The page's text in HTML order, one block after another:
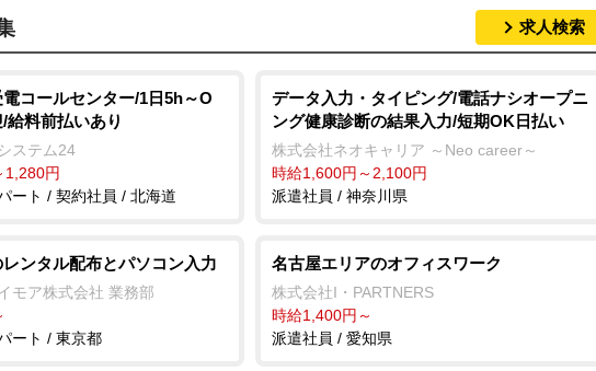
求人検索
コールセンター/1日5h～O
給料前払いあり
ステム24
1,280円
ート / 契約社員 / 北海道
データ入力・タイピング/電話ナシオープニ
ング健康診断の結果入力/短期OK日払い
株式会社ネオキャリア ～Neo career～
時給1,600円～2,100円
派遣社員 / 神奈川県
ンタル配布とパソコン入力
モア株式会社 業務部
ート / 東京都
名古屋エリアのオフィスワーク
株式会社I・PARTNERS
時給1,400円～
派遣社員 / 愛知県